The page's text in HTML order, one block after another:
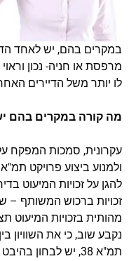
במקרים בהם, יש לאחד
מרפסת או חניה- נכון
לו יותר משל הדיירים
מה קורה במקרים בהם
עקרונית, סמכות המפקח
להגן על זכויות המיעוט
זכויות ברכוש המשותף –
מהותית בזכויות המיעוט
נקבע שוב, כי את השוויון
תמ"א 38, יש לבחון